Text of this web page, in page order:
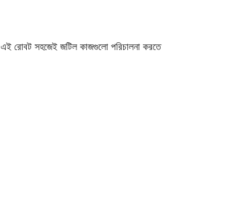
, এই রোবট সহজেই জটিল কাজগুলো পরিচালনা করতে